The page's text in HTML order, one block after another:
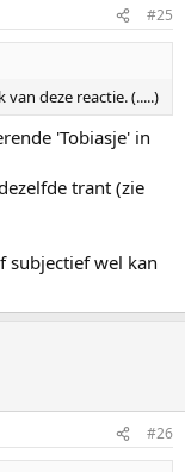
#25
deze reactie. (.....)
'Tobiasje' in
trant (zie
subjectief wel kan
#26